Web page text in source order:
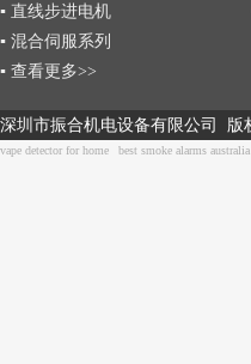
▪ 直线步进电机
▪ 混合伺服系列
▪ 查看更多>>
深圳市振合机电设备有限公司 版
vape detector for home best smoke alarms australia